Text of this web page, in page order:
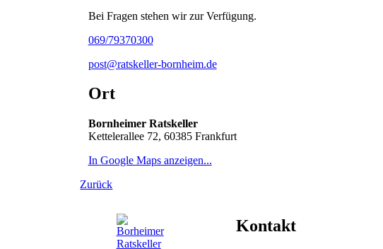
Bei Fragen stehen wir zur Verfügung.
069/79370300
post@ratskeller-bornheim.de
Ort
Bornheimer Ratskeller
Kettelerallee 72, 60385 Frankfurt
In Google Maps anzeigen...
Zurück
Kontakt